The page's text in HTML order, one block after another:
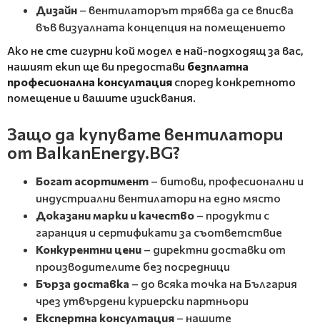
Дизайн – вентилаторът трябва да се вписва
във визуалната концепция на помещението
Ако не сте сигурни кой модел е най-подходящ за вас,
нашият екип ще ви предостави безплатна
професионална консултация според конкретното
помещение и вашите изисквания.
Защо да купувате вентилатори
от BalkanEnergy.BG?
Богат асортимент – битови, професионални и
индустриални вентилатори на едно място
Доказани марки и качество – продукти с
гаранция и сертификати за съответствие
Конкурентни цени – директни доставки от
производителите без посредници
Бърза доставка – до всяка точка на България
чрез утвърдени куриерски партньори
Експертна консултация – нашите